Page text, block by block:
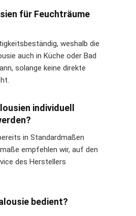
für Feuchträume
weshalb die
auch in Küche oder Bad
solange keine direkte
individuell
in Standardmaßen
empfehlen wir, auf den
des Herstellers
bedient?